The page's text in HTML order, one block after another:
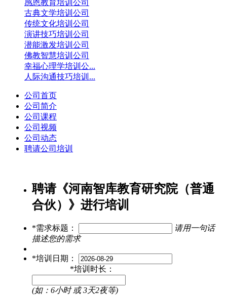
感恩教育培训公司
古典文学培训公司
传统文化培训公司
演讲技巧培训公司
潜能激发培训公司
佛教智慧培训公司
幸福心理学培训公...
人际沟通技巧培训...
公司首页
公司简介
公司课程
公司视频
公司动态
聘请公司培训
聘请《河南智库教育研究院（普通
合伙）》进行培训
*需求标题：
请用一句话
描述您的需求
*培训日期：
*培训时长：
(如：6小时 或 3天2夜等)